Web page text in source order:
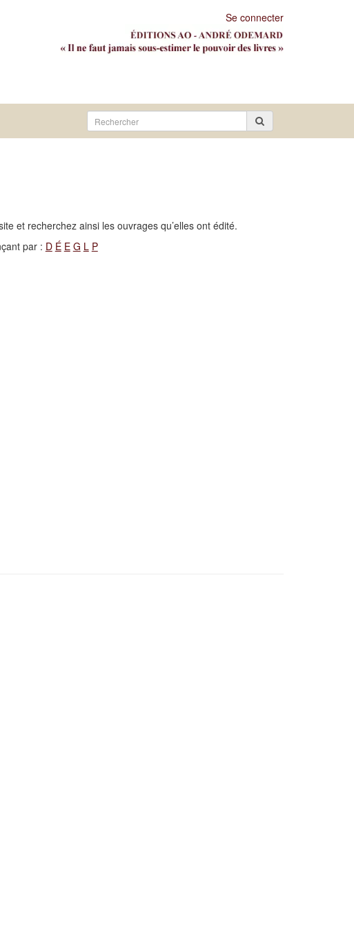
Se connecter
Rechercher
sur
et recherchez ainsi les ouvrages qu’elles ont édité.
par : D É E G L P